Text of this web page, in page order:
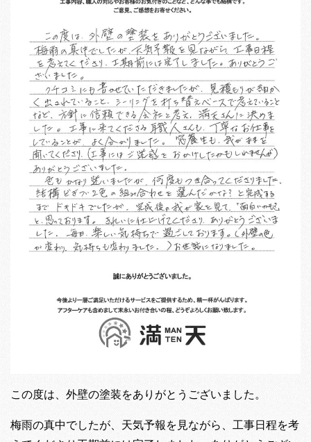
この度は、外壁の塗装をありがとうございました。
梅雨の真中でしたが、天気予報を見ながら、工事日程を考